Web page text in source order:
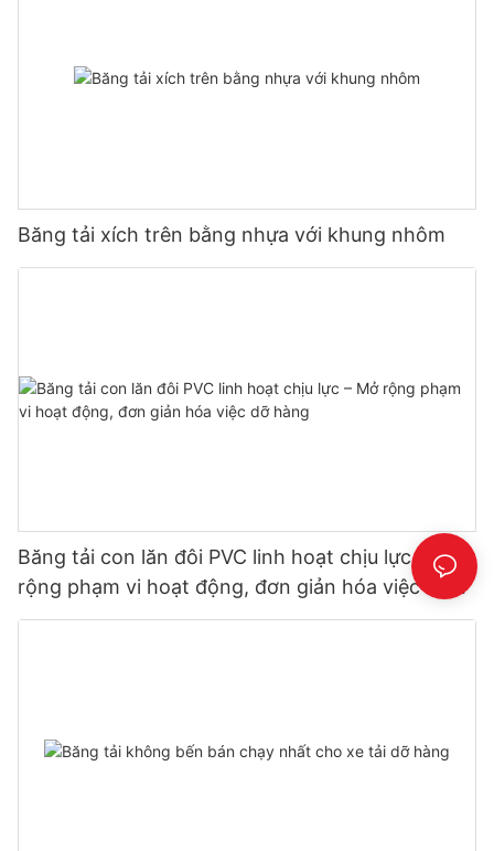
Băng tải xích trên bằng nhựa với khung nhôm
Băng tải con lăn đôi PVC linh hoạt chịu lực – Mở
rộng phạm vi hoạt động, đơn giản hóa việc dỡ
hàng